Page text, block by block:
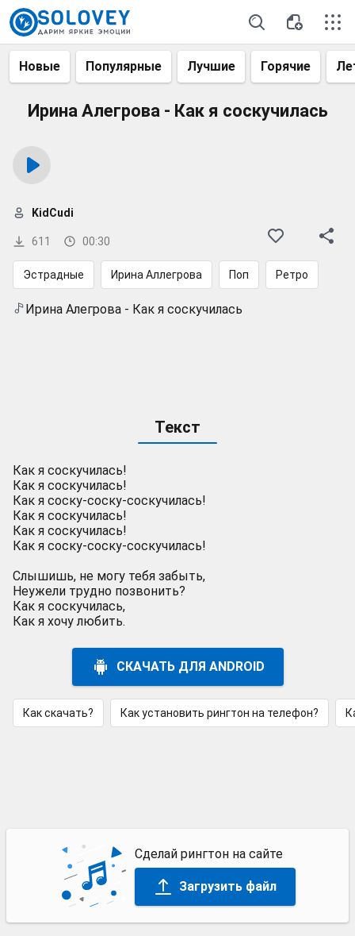
Новые Популярные Лучшие Горячие
Ирина Алегрова - Как я соскучилась
611 00:30
KidCudi
Эстрадные Ирина Аллегрова Поп Ретро
Ирина Алегрова - Как я соскучилась
Текст
Как я соскучилась!
Как я соскучилась!
Как я соску-соску-соскучилась!
Как я соскучилась!
Как я соскучилась!
Как я соску-соску-соскучилась!
Слышишь, не могу тебя забыть,
Неужели трудно позвонить?
Как я соскучилась,
Как я хочу любить.
СКАЧАТЬ ДЛЯ ANDROID
Как скачать? Как установить рингтон на телефон?
Сделай рингтон на сайте
Загрузить файл